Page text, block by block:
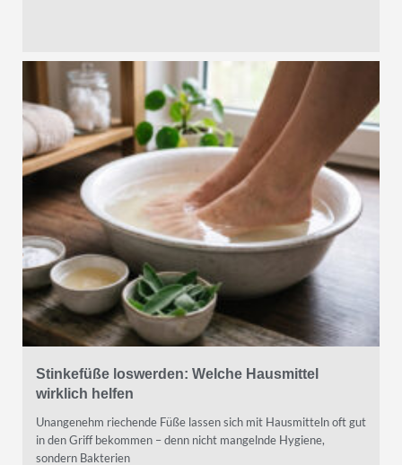
Stinkefüße loswerden: Welche Hausmittel
wirklich helfen
Unangenehm riechende Füße lassen sich mit Hausmitteln oft gut
in den Griff bekommen – denn nicht mangelnde Hygiene,
sondern Bakterien